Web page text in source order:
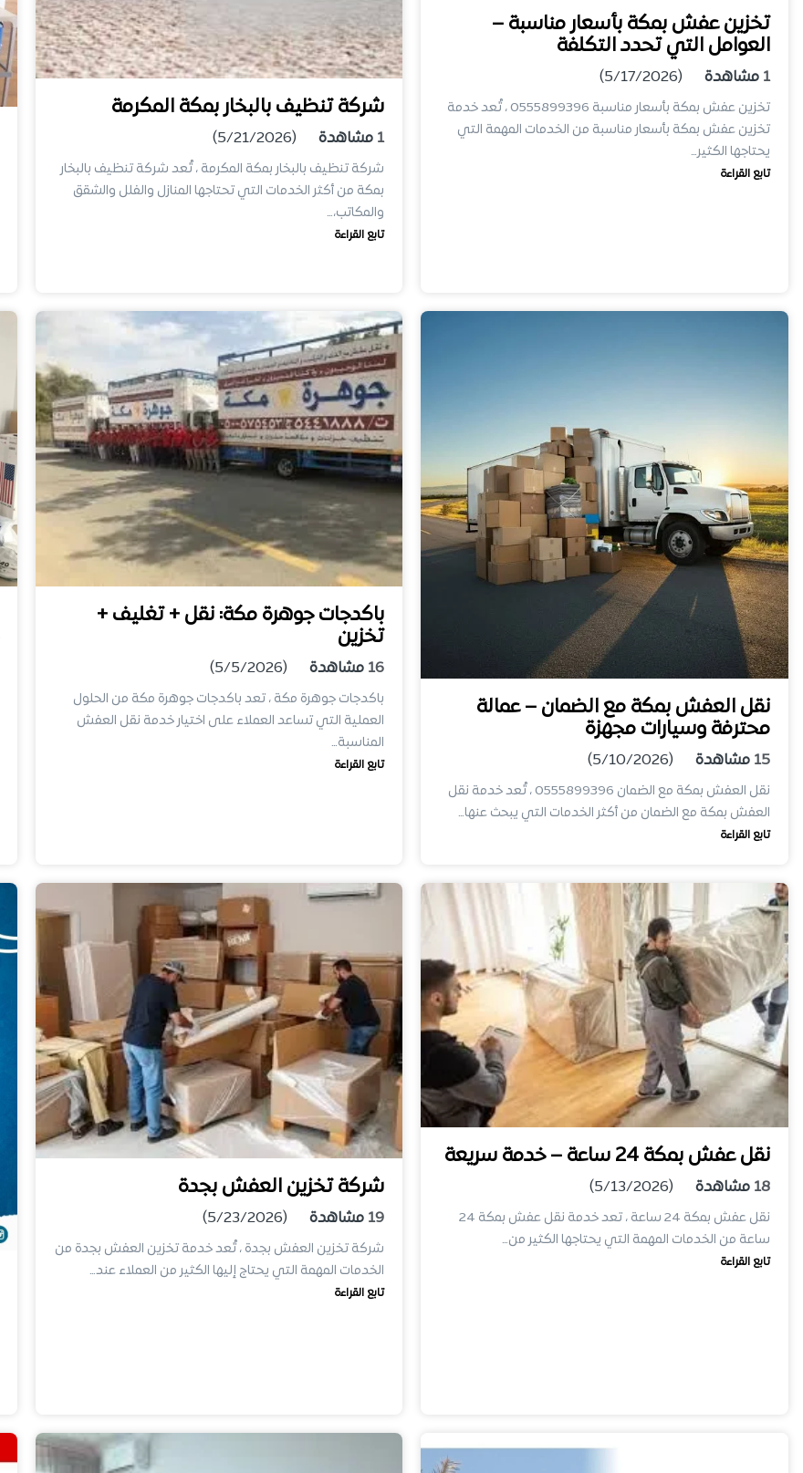
تخزين عفش بمكة بأسعار مناسبة –
العوامل التي تحدد التكلفة
1 مشاهدة (5/17/2026)
تخزين عفش بمكة بأسعار مناسبة 0555899396 ، تُعد خدمة
تخزين عفش بمكة بأسعار مناسبة من الخدمات المهمة التي
يحتاجها الكثير…
تابع القراءة
شركة تنظيف بالبخار بمكة المكرمة
1 مشاهدة (5/21/2026)
شركة تنظيف بالبخار بمكة المكرمة ، تُعد شركة تنظيف بالبخار
بمكة من أكثر الخدمات التي تحتاجها المنازل والفلل والشقق
والمكاتب،…
تابع القراءة
نقل العفش بمكة مع الضمان – عمالة
محترفة وسيارات مجهزة
15 مشاهدة (5/10/2026)
نقل العفش بمكة مع الضمان 0555899396 ، تُعد خدمة نقل
العفش بمكة مع الضمان من أكثر الخدمات التي يبحث عنها…
تابع القراءة
باكدجات جوهرة مكة: نقل + تغليف +
تخزين
16 مشاهدة (5/5/2026)
باكدجات جوهرة مكة ، تعد باكدجات جوهرة مكة من الحلول
العملية التي تساعد العملاء على اختيار خدمة نقل العفش
المناسبة…
تابع القراءة
نقل عفش بمكة 24 ساعة – خدمة سريعة
18 مشاهدة (5/13/2026)
نقل عفش بمكة 24 ساعة ، تعد خدمة نقل عفش بمكة 24
ساعة من الخدمات المهمة التي يحتاجها الكثير من…
تابع القراءة
شركة تخزين العفش بجدة
19 مشاهدة (5/23/2026)
شركة تخزين العفش بجدة ، تُعد خدمة تخزين العفش بجدة من
الخدمات المهمة التي يحتاج إليها الكثير من العملاء عند…
تابع القراءة